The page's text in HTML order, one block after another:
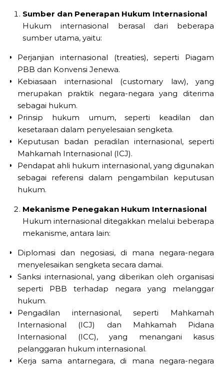
Sumber dan Penerapan Hukum Internasional
Hukum internasional berasal dari beberapa
sumber utama, yaitu:
Perjanjian internasional (treaties), seperti Piagam
PBB dan Konvensi Jenewa.
Kebiasaan internasional (customary law), yang
merupakan praktik negara-negara yang diterima
sebagai hukum.
Prinsip hukum umum, seperti keadilan dan
kesetaraan dalam penyelesaian sengketa.
Keputusan badan peradilan internasional, seperti
Mahkamah Internasional (ICJ).
Pendapat ahli hukum internasional, yang digunakan
sebagai referensi dalam pengambilan keputusan
hukum.
Mekanisme Penegakan Hukum Internasional
Hukum internasional ditegakkan melalui beberapa
mekanisme, antara lain:
Diplomasi dan negosiasi, di mana negara-negara
menyelesaikan sengketa secara damai.
Sanksi internasional, yang diberikan oleh organisasi
seperti PBB terhadap negara yang melanggar
hukum.
Pengadilan internasional, seperti Mahkamah
Internasional (ICJ) dan Mahkamah Pidana
Internasional (ICC), yang menangani kasus
pelanggaran hukum internasional.
Kerja sama antarnegara, di mana negara-negara